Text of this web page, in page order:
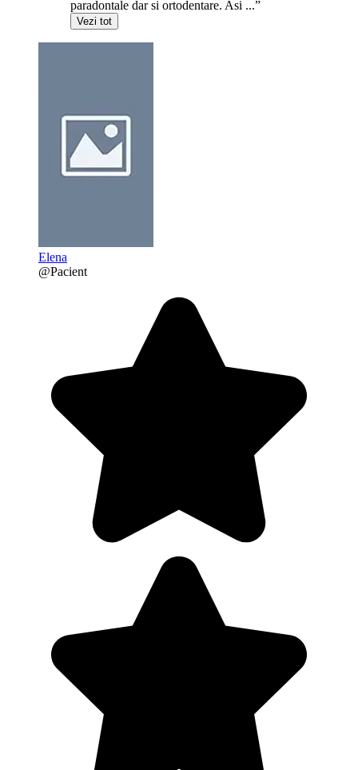
paradontale dar si ortodentare. Asi ...”
Vezi tot
Elena
@Pacient